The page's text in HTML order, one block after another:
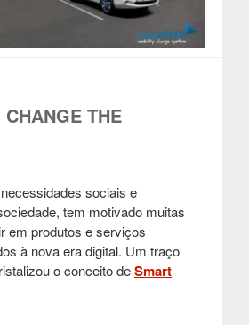
THE
sociais e
tem motivado muitas
em produtos e serviços
à nova era digital. Um traço
o conceito deSmart